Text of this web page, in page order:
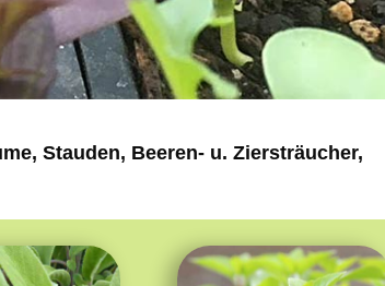
Stauden, Beeren- u. Ziersträucher,